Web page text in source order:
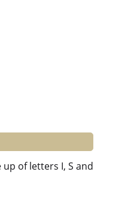
of letters I, S and